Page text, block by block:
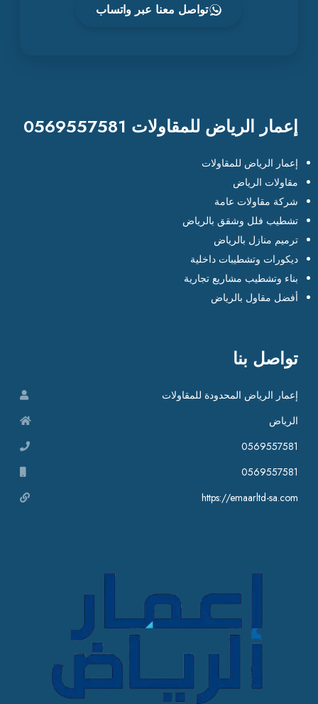
تواصل معنا عبر واتساب
إعمار الرياض للمقاولات 0569557581
إعمار الرياض للمقاولات
مقاولات الرياض
شركة مقاولات عامة
تشطيب فلل وشقق بالرياض
ترميم منازل بالرياض
ديكورات وتشطيبات داخلية
بناء وتشطيب مشاريع تجارية
أفضل مقاول بالرياض
تواصل بنا
إعمار الرياض المحدودة للمقاولات
الرياض
0569557581
0569557581
https://emaarltd-sa.com